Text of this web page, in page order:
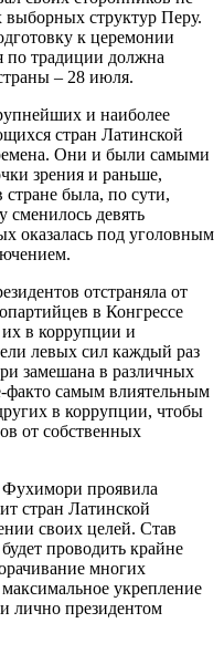
структур Перу.
к церемонии
по традиции должна
– 28 июля.
и наиболее
стран Латинской
Они и были самыми
зрения и раньше,
стране была, по сути,
сменилось девять
оказалась под уголовным
отстраняла от
в Конгрессе
в коррупции и
левых сил каждый раз
замешана в различных
факто самым влиятельным
в коррупции, чтобы
от собственных
Фухимори проявила
стран Латинской
своих целей. Став
проводить крайне
многих
укрепление
лично президентом